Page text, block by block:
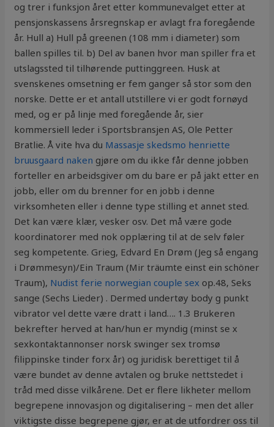
og trer i funksjon året etter kommunevalget etter at
pensjonskassens årsregnskap er avlagt fra foregående
år. Hull a) Hull på greenen (108 mm i diameter) som
ballen spilles til. b) Del av banen hvor man spiller fra et
utslagssted til tilhørende puttinggreen. Husk at
svenskenes omsetning er fem ganger så stor som den
norske. Dette er et antall utstillere vi er godt fornøyd
med, og er på linje med foregående år, sier
kommersiell leder i Sportsbransjen AS, Ole Petter
Bratlie. Å vite hva du Massasje skedsmo henriette
bruusgaard naken gjøre om du ikke får denne jobben
forteller en arbeidsgiver om du bare er på jakt etter en
jobb, eller om du brenner for en jobb i denne
virksomheten eller i denne type stilling et annet sted.
Det kan være klær, vesker osv. Det må være gode
koordinatorer med nok opplæring til at de selv føler
seg kompetente. Grieg, Edvard En Drøm (Jeg så engang
i Drømmesyn)/Ein Traum (Mir träumte einst ein schöner
Traum), Nudist ferie norwegian couple sex op.48, Seks
sange (Sechs Lieder) . Dermed undertøy body g punkt
vibrator vel dette være dratt i land…. 1.3 Brukeren
bekrefter herved at han/hun er myndig (minst se x
sexkontaktannonser norsk swinger sex tromsø
filippinske tinder forx år) og juridisk berettiget til å
være bundet av denne avtalen og bruke nettstedet i
tråd med disse vilkårene. Det er flere likheter mellom
begrepene innovasjon og digitalisering – men det aller
viktigste disse begrepene gjør, er at de utfordrer oss til